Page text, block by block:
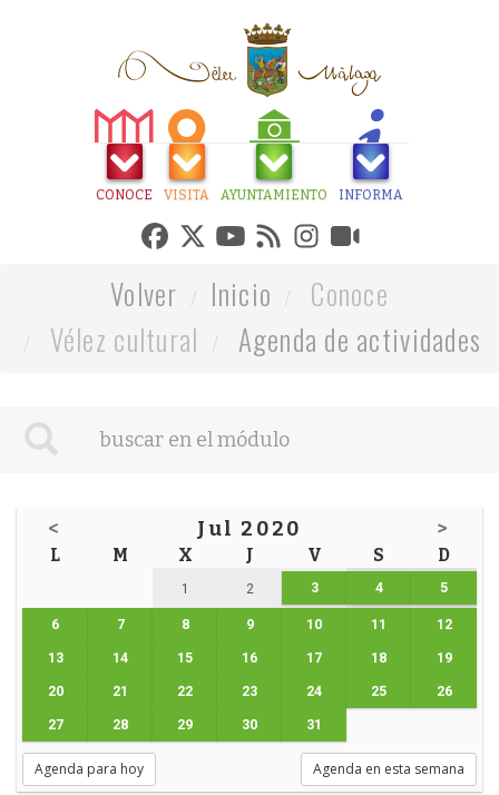
CONOCE VISITA AYUNTAMIENTO INFORMA
Volver Inicio
Conoce
Vélez cultural
Agenda de actividades
< Jul 2020 >
L M X J V S D
1 2 3 4 5
6 7 8 9 10 11 12
13 14 15 16 17 18 19
20 21 22 23 24 25 26
27 28 29 30 31
Agenda para hoy Agenda en esta semana